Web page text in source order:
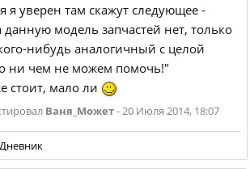
я уверен там скажут следующее -
модель запчастей нет, только
нибудь аналогичный с целой
ни чем не можем помочь!"
стоит, мало ли
Ваня_Может- 20 Июля 2014, 18:07
Дневник